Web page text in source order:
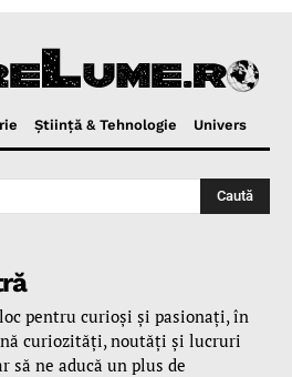
Ştiinţă & Tehnologie Univers
Caută
pentru curioşi şi pasionaţi, în
curiozităţi, noutăţi şi lucruri
să ne aducă un plus de